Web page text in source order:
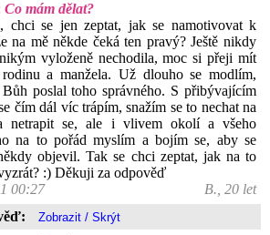
Co mám dělat?
chci se jen zeptat, jak se namotivovat k
na mě někde čeká ten pravý? Ještě nikdy
vyloženě nechodila, moc si přeji mít
a manžela. Už dlouho se modlím,
poslal toho správného. S přibývajícím
čím dál víc trápím, snažím se to nechat na
netrapit se, ale i vlivem okolí a všeho
na to pořád myslím a bojím se, aby se
objevil. Tak se chci zeptat, jak na to
:) Děkuji za odpověď
00:27
B., 20 let